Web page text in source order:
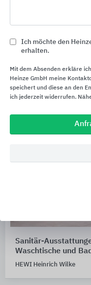
Sanitär-
Waschtische und
HEWI Heinrich Wilke
Ich möchte den
erhalten.
Mit dem Absenden erkläre
Heinze GmbH meine
speichert und diese an den
ich jederzeit widerrufen.